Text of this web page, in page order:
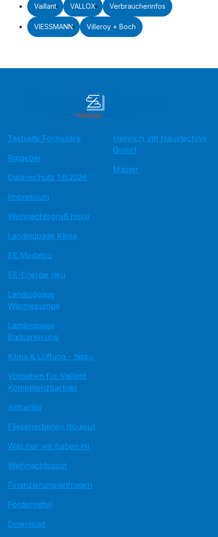
Vaillant VALLOX Verbraucherinfos
VIESSMANN Villeroy + Boch
Testseite Formulare
Ratgeber
Datenschutz 1.6.2026
Impressum
Weihnachtsgruß hissu
Landingpage Klima
EE Medatsu
EE-Energie neu
Landingpage
Wärmepumpe
Landingpage
Badsanierung
Klima & Lüftung - hissu
Vorgaben für Vaillant
Kompetenzpartner
Aktuelles
Fliesenarbeiten (toujou)
Was nur wir haben HI
Weihnachtspost
Finanzierung anfragen
Fördermittel
Download
Heinrich Vitt Haustechnik
GmbH
Master